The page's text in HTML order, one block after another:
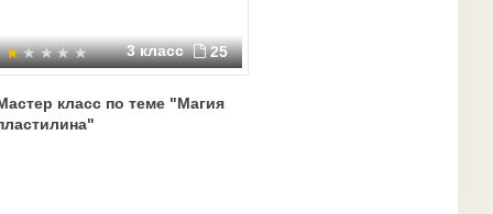
3 класс 25
класс по теме "Магия